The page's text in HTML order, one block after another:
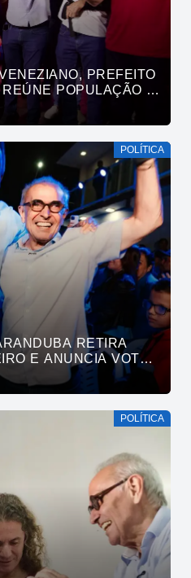
PREFEITO
POPULAÇÃO E
LUCENA
POLÍTICA
RETIRA
E ANUNCIA VOTO
POLÍTICA